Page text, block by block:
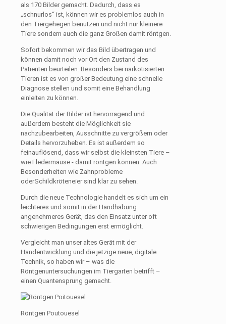
als 170 Bilder gemacht. Dadurch, dass es
„schnurlos“ ist, können wir es problemlos auch in
den Tiergehegen benutzen und nicht nur kleinere
Tiere sondern auch die ganz Großen damit röntgen.
Sofort bekommen wir das Bild übertragen und
können damit noch vor Ort den Zustand des
Patienten beurteilen. Besonders bei narkotisierten
Tieren ist es von großer Bedeutung eine schnelle
Diagnose stellen und somit eine Behandlung
einleiten zu können.
Die Qualität der Bilder ist hervorragend und
außerdem besteht die Möglichkeit sie
nachzubearbeiten, Ausschnitte zu vergrößern oder
Details hervorzuheben. Es ist außerdem so
feinauflösend, dass wir selbst die kleinsten Tiere –
wie Fledermäuse - damit röntgen können. Auch
Besonderheiten wie Zahnprobleme
oderSchildkröteneier sind klar zu sehen.
Durch die neue Technologie handelt es sich um ein
leichteres und somit in der Handhabung
angenehmeres Gerät, das den Einsatz unter oft
schwierigen Bedingungen erst ermöglicht.
Vergleicht man unser altes Gerät mit der
Handentwicklung und die jetzige neue, digitale
Technik, so haben wir – was die
Röntgenuntersuchungen im Tiergarten betrifft –
einen Quantensprung gemacht.
Röntgen Poutouesel